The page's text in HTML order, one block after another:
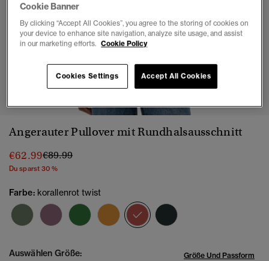
1 2 4 5 6
Angerauter Pullover mit Rundhalsausschnitt
€62.99Preis wurde reduziert von
€89.99bis
Du sparst 30 %
Farbe: korallenrot twist
Ausgewählt
Auswählen Größe: Größe Und Passform
Cookie Banner
By clicking “Accept All Cookies”, you agree to the storing of cookies on
your device to enhance site navigation, analyze site usage, and assist
in our marketing efforts. Cookie Policy
Accept All Cookies
Cookies Settings